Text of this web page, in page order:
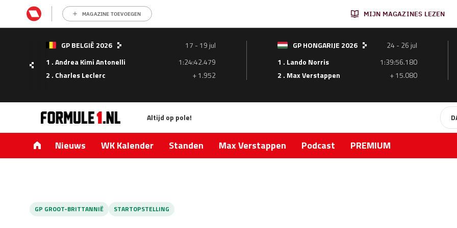
MAGAZINE TOEVOEGEN MIJN MAGAZINES LEZEN
GP BELGIË 2026
17 - 19 jul
1 . Andrea Kimi Antonelli
1:24:42.479
2 . Charles Leclerc
+ 1.952
GP HONGARIJE 2026
24 - 26 jul
1 . Lando Norris
1:39:56.180
2 . Max Verstappen
+ 15.080
Altijd op pole!
Nieuws WK Kalender Standen Max Verstappen Podcast PREMIUM
GP GROOT-BRITTANNIË STARTOPSTELLING